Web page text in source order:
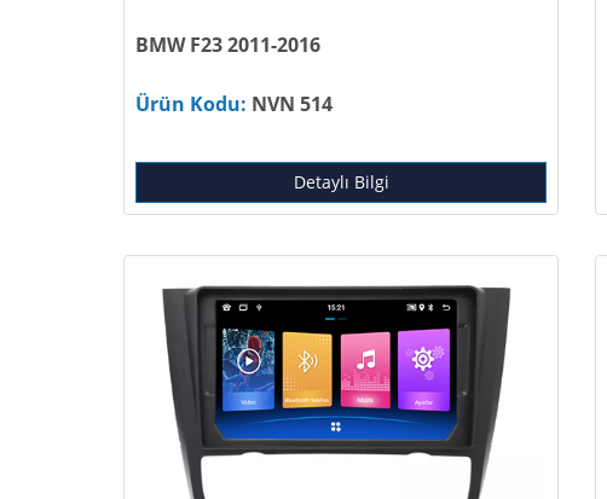
BMW F23 2011-2016
Ürün Kodu: NVN 514
Detaylı Bilgi